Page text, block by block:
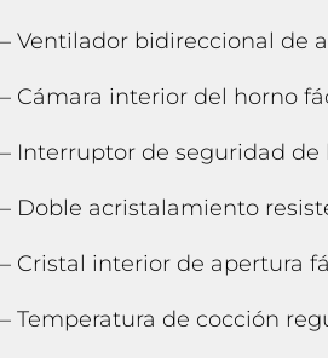
– Ventilador bidireccional de
– Cámara interior del horno
– Interruptor de seguridad de
– Doble acristalamiento
– Cristal interior de apertura
– Temperatura de cocción